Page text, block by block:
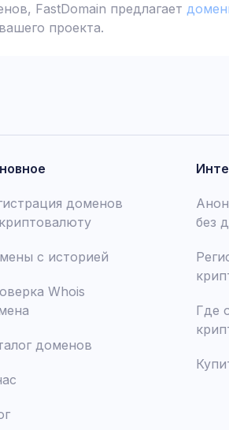
FastDomain предлагает
проекта.
доменов
с историей
Whois
доменов
без
Где